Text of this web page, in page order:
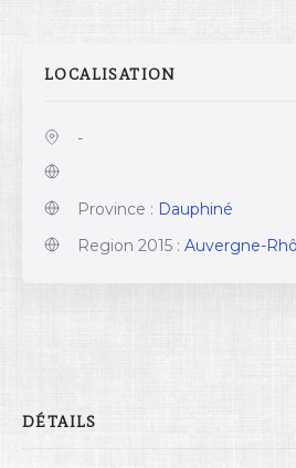
LOCALISATION
-
Province : Dauphiné
Region 2015 : Auvergne-
DÉTAILS